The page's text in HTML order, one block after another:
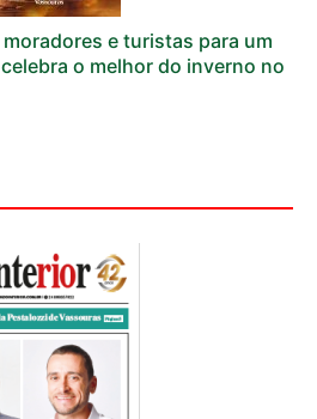
e turistas para um
o melhor do inverno no